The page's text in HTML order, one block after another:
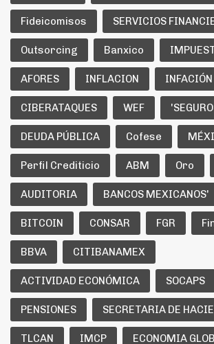
Fideicomisos SERVICIOS
Outsorcing Banxico
AFORES INFLACION INFACIÓN
CIBERATAQUES WEF
DEUDA PÚBLICA Cofese
Perfil Crediticio ABM Oro
AUDITORIA BANCOS MEXICANOS'
BITCOIN CONSAR FGR
BBVA CITIBANAMEX
ACTIVIDAD ECONÓMICA SOCAPS
PENSIONES SECRETARIA DE
TLCAN IMCP ECONOMIA